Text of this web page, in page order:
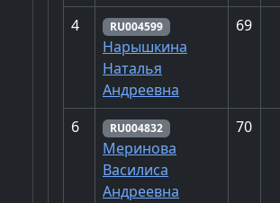
4 RU004599
Нарышкина
Наталья
Андреевна
69
6 RU004832
Меринова
Василиса
Андреевна
70